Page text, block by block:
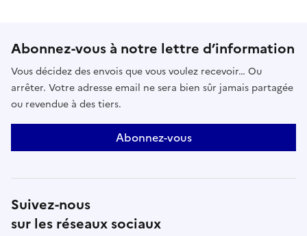
Abonnez-vous à notre lettre d’information
Vous décidez des envois que vous voulez recevoir… Ou
arrêter. Votre adresse email ne sera bien sûr jamais partagée
ou revendue à des tiers.
Abonnez-vous
Suivez-nous
sur les réseaux sociaux